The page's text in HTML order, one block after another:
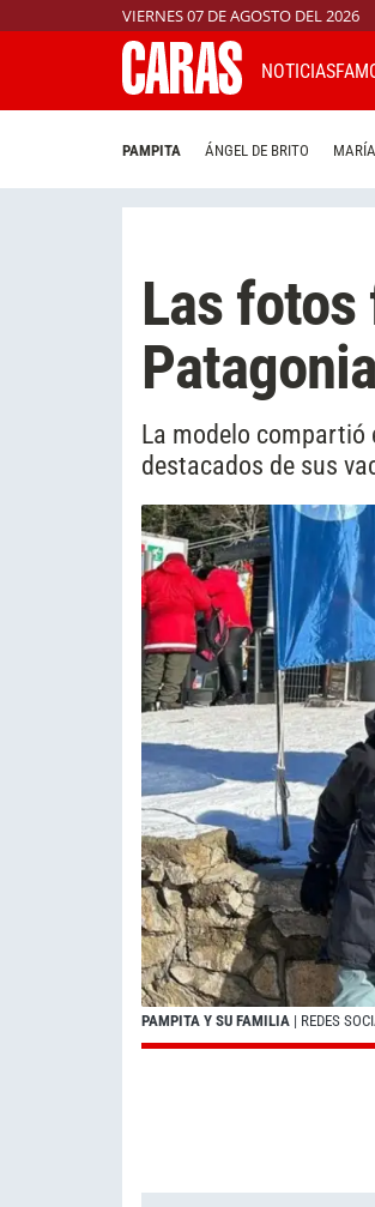
VIERNES 07 DE AGOSTO DEL 2026
NOTICIAS
PAMPITA ÁNGEL DE BRITO
Las
La modelo
destacados de sus
PAMPITA Y SU FAMILIA | REDES